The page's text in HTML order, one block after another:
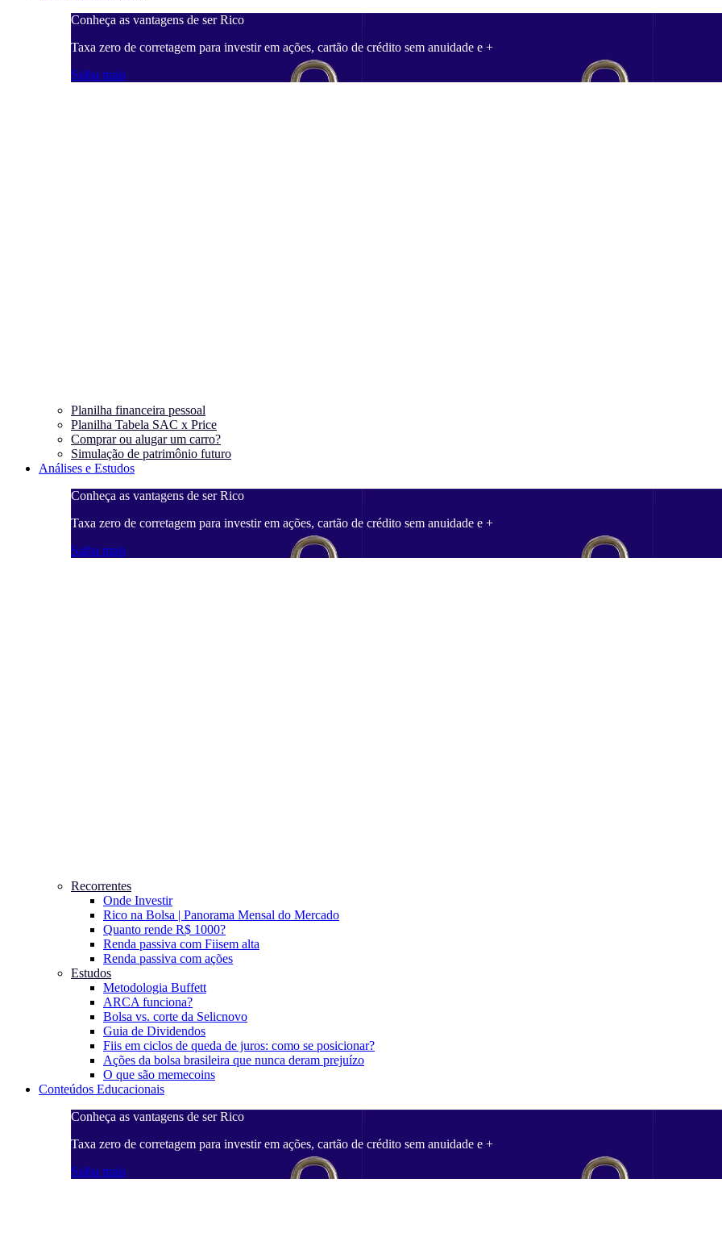
Conheça as vantagens de ser Rico
Taxa zero de corretagem para investir em ações, cartão de crédito sem anuidade e +
Saiba mais
Planilha financeira pessoal
Planilha Tabela SAC x Price
Comprar ou alugar um carro?
Simulação de patrimônio futuro
Análises e Estudos
Conheça as vantagens de ser Rico
Taxa zero de corretagem para investir em ações, cartão de crédito sem anuidade e +
Saiba mais
Recorrentes
Onde Investir
Rico na Bolsa | Panorama Mensal do Mercado
Quanto rende R$ 1000?
Renda passiva com Fiisem alta
Renda passiva com ações
Estudos
Metodologia Buffett
ARCA funciona?
Bolsa vs. corte da Selicnovo
Guia de Dividendos
Fiis em ciclos de queda de juros: como se posicionar?
Ações da bolsa brasileira que nunca deram prejuízo
O que são memecoins
Conteúdos Educacionais
Conheça as vantagens de ser Rico
Taxa zero de corretagem para investir em ações, cartão de crédito sem anuidade e +
Saiba mais